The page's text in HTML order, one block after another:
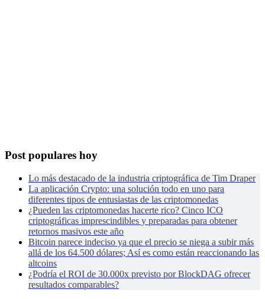
Post populares hoy
Lo más destacado de la industria criptográfica de Tim Draper
La aplicación Crypto: una solución todo en uno para
diferentes tipos de entusiastas de las criptomonedas
¿Pueden las criptomonedas hacerte rico? Cinco ICO
criptográficas imprescindibles y preparadas para obtener
retornos masivos este año
Bitcoin parece indeciso ya que el precio se niega a subir más
allá de los 64.500 dólares; Así es como están reaccionando las
altcoins
¿Podría el ROI de 30.000x previsto por BlockDAG ofrecer
resultados comparables?